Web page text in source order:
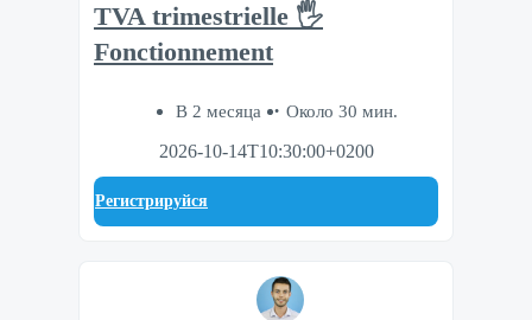
TVA trimestrielle 🖐
Fonctionnement
В 2 месяца
Около 30 мин.
2026-10-14T10:30:00+0200
Регистрируйся